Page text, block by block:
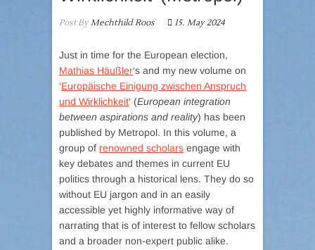
Post ByMechthild Roos 15. May 2024
Just in time for the European election,
Mathias Häußler‘s and my new volume on
‘Europäische Einigung zwischen Anspruch
und Wirklichkeit‘ (European integration
between aspirations and reality) has been
published by Metropol. In this volume, a
group of renowned scholars engage with
key debates and themes in current EU
politics through a historical lens. They do so
without EU jargon and in an easily
accessible yet highly informative way of
narrating that is of interest to fellow scholars
and a broader non-expert public alike.